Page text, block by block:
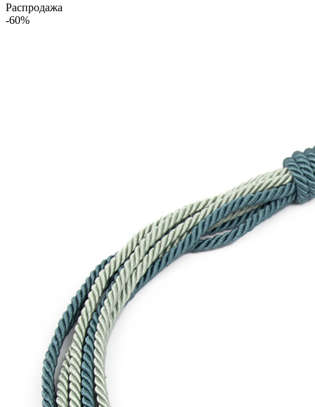
Распродажа
-60%